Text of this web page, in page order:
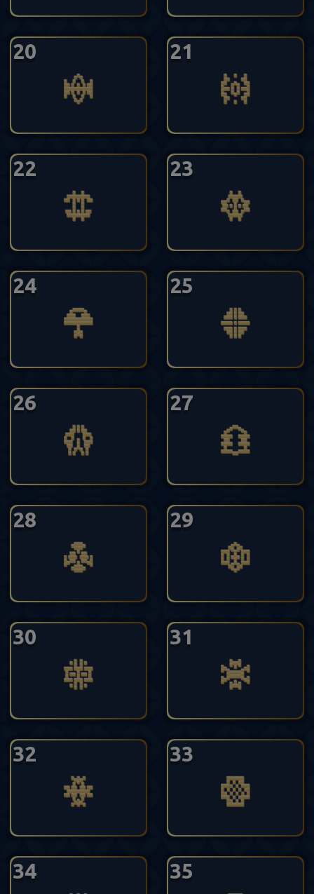
20 21
22 23
24 25
26 27
28 29
30 31
32 33
34 35